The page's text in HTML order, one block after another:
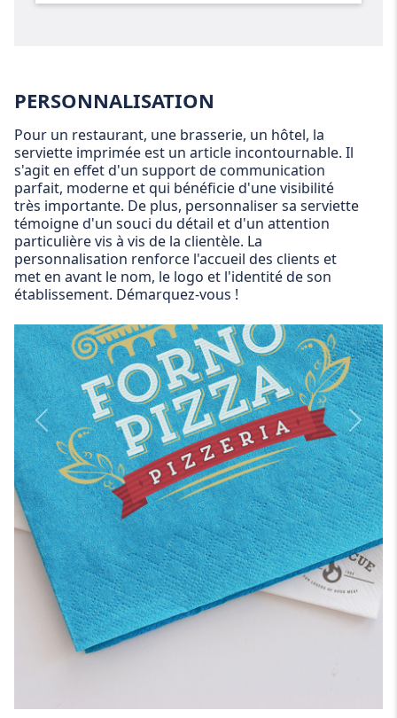
PERSONNALISATION
Pour un restaurant, une brasserie, un hôtel, la
serviette imprimée est un article incontournable. Il
s'agit en effet d'un support de communication
parfait, moderne et qui bénéficie d'une visibilité
très importante. De plus, personnaliser sa serviette
témoigne d'un souci du détail et d'un attention
particulière vis à vis de la clientèle. La
personnalisation renforce l'accueil des clients et
met en avant le nom, le logo et l'identité de son
établissement. Démarquez-vous !
Personnalization